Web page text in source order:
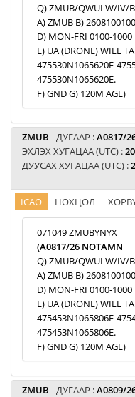
Q) ZMUB/QWULW/IV/
A) ZMUB B)
D) MON-FRI 0100-1000
E) UA (DRONE) WILL
475530N1065620E-
475530N1065620E.
F) GND G) 120M AGL)
ZMUB ДУГААР :A0817/
ЭХЛЭХ ХУГАЦАА (UTC) :
ДУУСАХ ХУГАЦАА (UTC) :
ICAO НӨХЦӨЛ
071049 ZMUBYNYX
(A0817/26 NOTAMN
Q) ZMUB/QWULW/IV/
A) ZMUB B)
D) MON-FRI 0100-1000
E) UA (DRONE) WILL
475453N1065806E-
475453N1065806E.
F) GND G) 120M AGL)
ZMUB ДУГААР :A0809/